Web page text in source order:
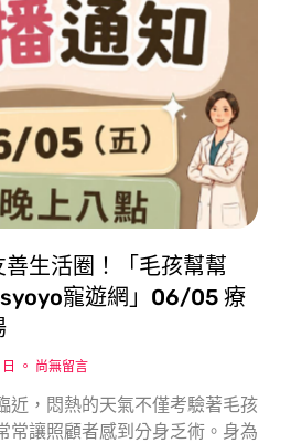
生活圈！「毛孩幫幫
寵遊網」06/05 療
尚無留言
近，悶熱的天氣不僅考驗著毛孩
常讓照顧者感到分身乏術。身為